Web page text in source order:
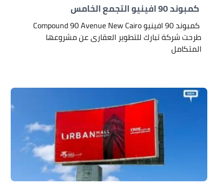
كمبوند 90 افينيو التجمع الخامس
كمبوند 90 افينيو Compound 90 Avenue New Cairo
طرحت شركة تبارك للتطوير العقارى عن مشروعها
المتكامل